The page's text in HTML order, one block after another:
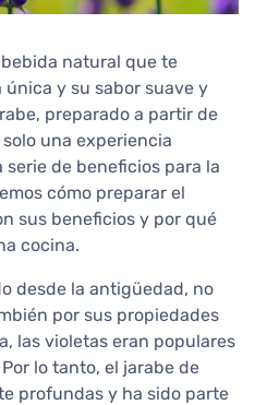
natural que te
y su sabor suave y
preparado a partir de
una experiencia
de beneficios para la
cómo preparar el
sus beneficios y por qué
cocina.
desde la antigüedad, no
por sus propiedades
las violetas eran populares
lo tanto, el jarabe de
profundas y ha sido parte